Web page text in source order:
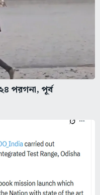
পরগনা, পূর্ব